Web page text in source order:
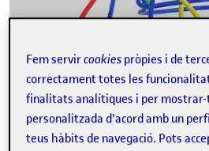
Fem servircookies pròpies i de
correctament totes les
finalitats analítiques i per
personalitzada d'acord amb un
teus hàbits de navegació. Pots